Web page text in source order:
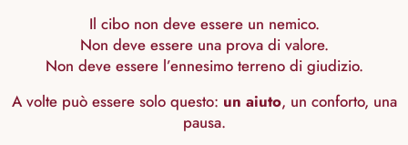
Il cibo non deve essere un nemico.
Non deve essere una prova di valore.
Non deve essere l’ennesimo terreno di giudizio.
A volte può essere solo questo: un aiuto, un conforto, una
pausa.